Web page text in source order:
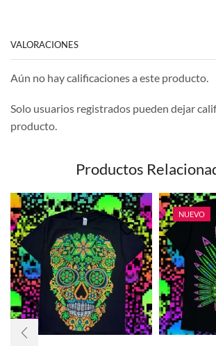
VALORACIONES
Aún no hay calificaciones a este producto.
Solo usuarios registrados pueden dejar
producto.
Productos
NUEVO